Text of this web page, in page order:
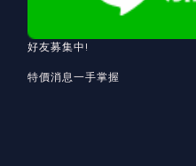
好友募集中!
特價消息一手掌握